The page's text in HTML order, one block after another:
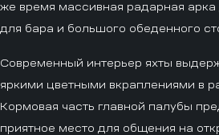
же время массивная радарная арка
для бара и большого обеденного
Современный интерьер яхты
яркими цветными вкраплениями в
Кормовая часть главной палубы
приятное место для общения на